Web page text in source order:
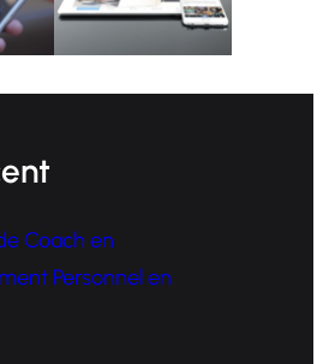
Coach en
Personnel en